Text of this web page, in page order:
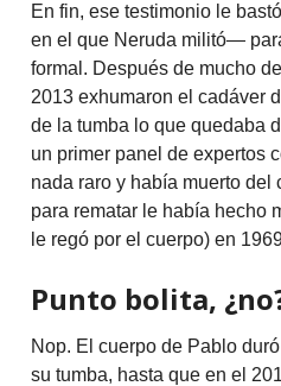
En fin, ese testimonio le
en el que Neruda militó—
formal. Después de mucho
2013 exhumaron el cadáver
de la tumba lo que quedaba
un primer panel de expertos
nada raro y había muerto del
para rematar le había hecho
le regó por el cuerpo) en
Punto bolita,
Nop. El cuerpo de Pablo
su tumba, hasta que en el